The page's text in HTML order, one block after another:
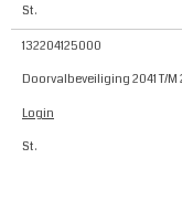
St.
132204125000
Doorvalbeveiliging 2041 T/M
Login
St.